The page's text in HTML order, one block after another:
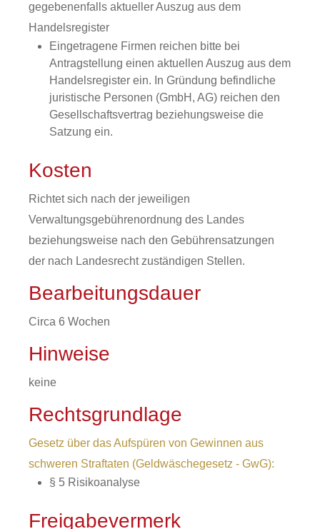
gegebenenfalls aktueller Auszug aus dem
Handelsregister
Eingetragene Firmen reichen bitte bei
Antragstellung einen aktuellen Auszug aus dem
Handelsregister ein. In Gründung befindliche
juristische Personen (GmbH, AG) reichen den
Gesellschaftsvertrag beziehungsweise die
Satzung ein. ​
Kosten
Richtet sich nach der jeweiligen
Verwaltungsgebührenordnung des Landes
beziehungsweise nach den Gebührensatzungen
der nach Landesrecht zuständigen Stellen.
Bearbeitungsdauer
Circa 6 Wochen
Hinweise
keine
Rechtsgrundlage
Gesetz über das Aufspüren von Gewinnen aus
schweren Straftaten (Geldwäschegesetz - GwG):
§ 5 Risikoanalyse
Freigabevermerk